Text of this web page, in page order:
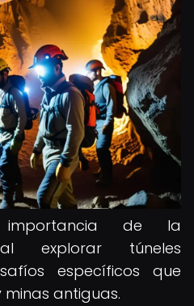
importancia de la
al explorar túneles
específicos que
antiguas.